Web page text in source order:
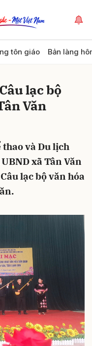
tôn giáo Bản làng
lạc bộ
Văn
thao và Du lịch
xã Tân Văn
lạc bộ văn hóa
Hủy Gửi